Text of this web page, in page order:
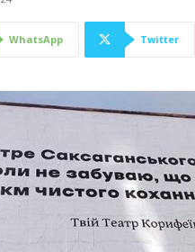
WhatsApp Twitter